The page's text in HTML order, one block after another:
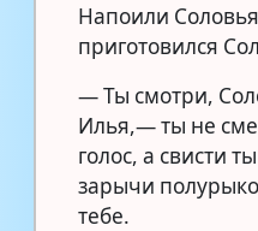
Напоили
приготовился
— Ты смотри,
Илья,— ты не
голос, а свисти
зарычи
тебе.